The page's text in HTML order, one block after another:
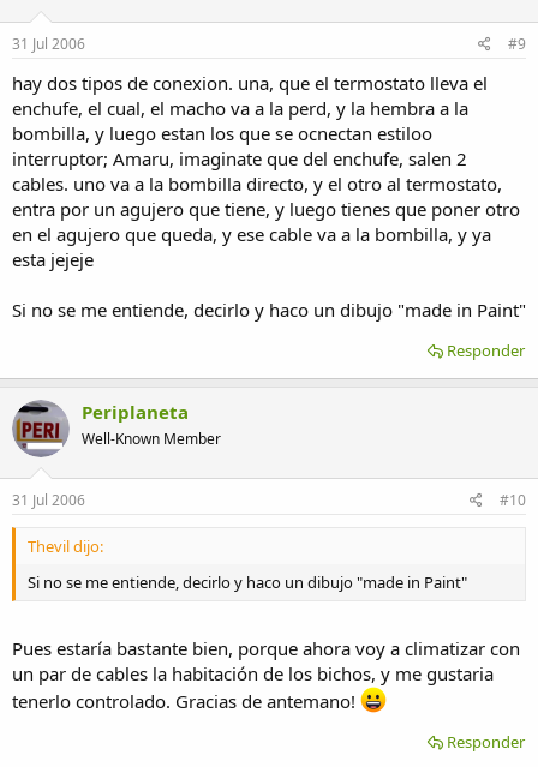
31 Jul 2006 #9
hay dos tipos de conexion. una, que el termostato lleva el
enchufe, el cual, el macho va a la perd, y la hembra a la
bombilla, y luego estan los que se ocnectan estiloo
interruptor; Amaru, imaginate que del enchufe, salen 2
cables. uno va a la bombilla directo, y el otro al termostato,
entra por un agujero que tiene, y luego tienes que poner otro
en el agujero que queda, y ese cable va a la bombilla, y ya
esta jejeje
Si no se me entiende, decirlo y haco un dibujo "made in Paint"
Responder
Periplaneta
Well-Known Member
31 Jul 2006 #10
Thevil dijo:
Si no se me entiende, decirlo y haco un dibujo "made in Paint"
Pues estaría bastante bien, porque ahora voy a climatizar con
un par de cables la habitación de los bichos, y me gustaria
tenerlo controlado. Gracias de antemano!
Responder